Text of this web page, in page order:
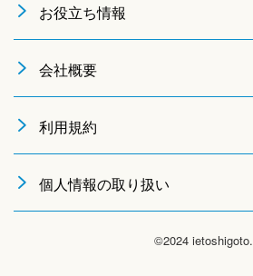
お役立ち情報
会社概要
利用規約
個人情報の取り扱い
©2024 ietoshigoto.